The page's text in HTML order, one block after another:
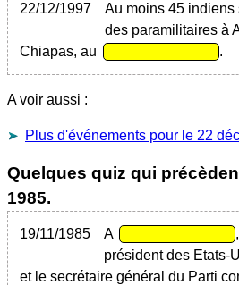
22/12/1997
Au moins 45 indiens
des paramilitaires à
Chiapas, au
.
A voir aussi :
Plus d'événements pour le 22
Quelques quiz qui
1985.
19/11/1985 A
président des Etats-
et le secrétaire général du Parti